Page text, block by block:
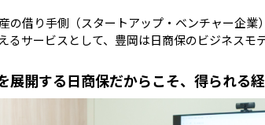
の借り手側（スタートアップ・ベンチャー企業
展開する日商保だからこそ、得られる経